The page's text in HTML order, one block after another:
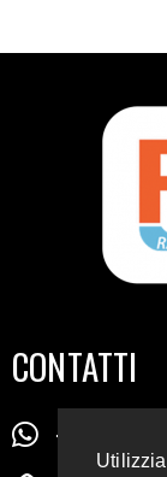
CONTATTI
+39 345